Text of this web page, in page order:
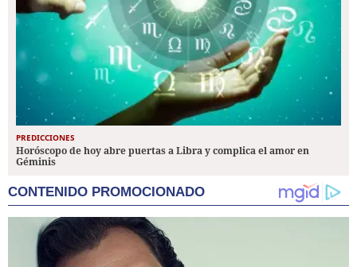
PREDICCIONES
Horóscopo de hoy abre puertas a Libra y complica el amor en
Géminis
CONTENIDO PROMOCIONADO